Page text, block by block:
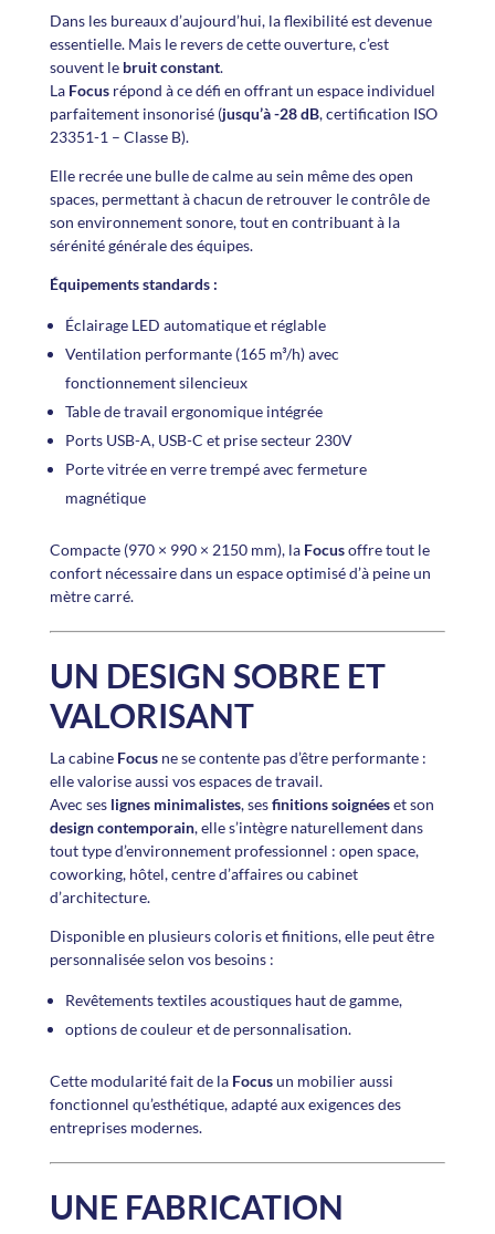
Dans les bureaux d’aujourd’hui, la flexibilité est devenue
essentielle. Mais le revers de cette ouverture, c’est
souvent le bruit constant.
La Focusrépond à ce défi en offrant un espace individuel
parfaitement insonorisé (jusqu’à -28 dB, certification ISO
23351-1 – Classe B).
Elle recrée une bulle de calme au sein même des open
spaces, permettant à chacun de retrouver le contrôle de
son environnement sonore, tout en contribuant à la
sérénité générale des équipes.
Équipements standards :
Éclairage LED automatique et réglable
Ventilation performante (165 m³/h) avec
fonctionnement silencieux
Table de travail ergonomique intégrée
Ports USB-A, USB-C et prise secteur 230V
Porte vitrée en verre trempé avec fermeture
magnétique
Compacte (970 × 990 × 2150 mm), la Focusoffre tout le
confort nécessaire dans un espace optimisé d’à peine un
mètre carré.
UN DESIGN SOBRE ET
VALORISANT
La cabine Focusne se contente pas d’être performante :
elle valorise aussi vos espaces de travail.
Avec ses lignes minimalistes, sesfinitions soignéeset son
design contemporain, elle s’intègre naturellement dans
tout type d’environnement professionnel : open space,
coworking, hôtel, centre d’affaires ou cabinet
d’architecture.
Disponible en plusieurs coloris et finitions, elle peut être
personnalisée selon vos besoins :
Revêtements textiles acoustiques haut de gamme,
options de couleur et de personnalisation.
Cette modularité fait de la Focusun mobilier aussi
fonctionnel qu’esthétique, adapté aux exigences des
entreprises modernes.
UNE FABRICATION